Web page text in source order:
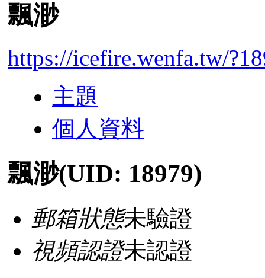
飄渺
https://icefire.wenfa.tw/
主題
個人資料
飄渺(UID: 18979)
郵箱狀態未驗證
視頻認證未認證